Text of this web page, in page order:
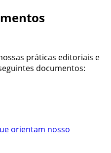
práticas editoriais e
documentos:
orientam nosso